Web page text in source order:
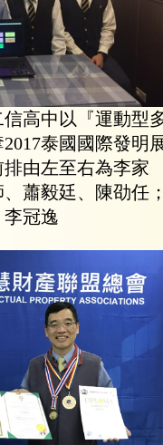
高中以『運動型
泰國國際發明
由左至右為李家
蕭毅廷、陳劭任
冠逸